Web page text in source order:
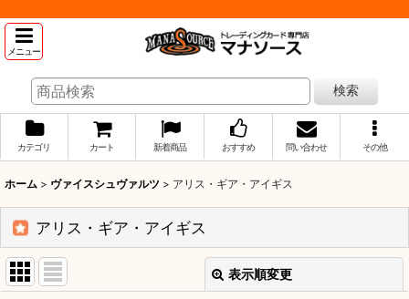
メニュー
検索
カテゴリ カート 新着商品 おすすめ 問い合わせ その他
ホーム > ヴァイスシュヴァルツ > アリス・ギア・アイギス
アリス・ギア・アイギス
表示順変更